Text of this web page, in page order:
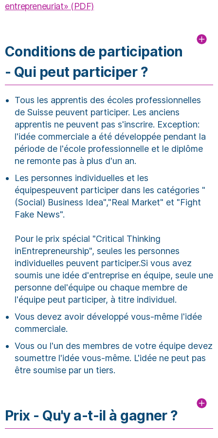
entrepreneuriat» (PDF)
Conditions de participation
- Qui peut participer ?
Tous les apprentis des écoles professionnelles
de Suisse peuvent participer. Les anciens
apprentis ne peuvent pas s'inscrire. Exception:
l'idée commerciale a été développée pendant la
période de l'école professionnelle et le diplôme
ne remonte pas à plus d'un an.
Les personnes individuelles et les
équipespeuvent participer dans les catégories "
(Social) Business Idea","Real Market" et "Fight
Fake News".
Pour le prix spécial "Critical Thinking
inEntrepreneurship", seules les personnes
individuelles peuvent participer.Si vous avez
soumis une idée d'entreprise en équipe, seule une
personne del'équipe ou chaque membre de
l'équipe peut participer, à titre individuel.
Vous devez avoir développé vous-même l'idée
commerciale.
Vous ou l'un des membres de votre équipe devez
soumettre l'idée vous-même. L'idée ne peut pas
être soumise par un tiers.
Prix - Qu'y a-t-il à gagner ?